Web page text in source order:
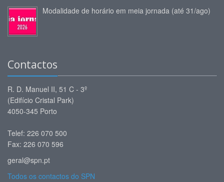
Modalidade de horário em meia jornada (até 31/ago)
Contactos
R. D. Manuel II, 51 C - 3º
(Edifício Cristal Park)
4050-345 Porto
Telef: 226 070 500
Fax: 226 070 596
geral@spn.pt
Todos os contactos do SPN